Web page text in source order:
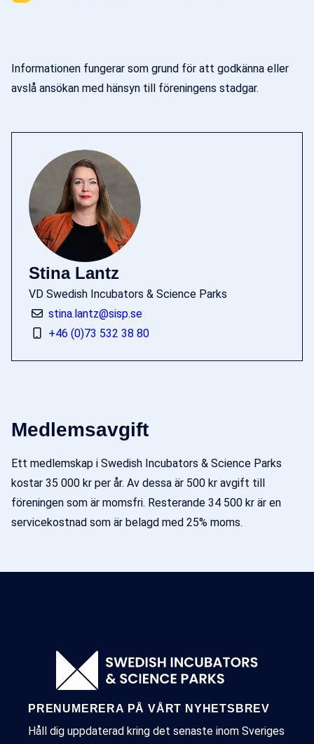
Informationen fungerar som grund för att godkänna eller
avslå ansökan med hänsyn till föreningens stadgar.
Stina Lantz
VD Swedish Incubators & Science Parks
stina.lantz@sisp.se
+46 (0)73 532 38 80
Medlemsavgift
Ett medlemskap i Swedish Incubators & Science Parks
kostar 35 000 kr per år. Av dessa är 500 kr avgift till
föreningen som är momsfri. Resterande 34 500 kr är en
servicekostnad som är belagd med 25% moms.
PRENUMERERA PÅ VÅRT NYHETSBREV
Håll dig uppdaterad kring det senaste inom Sveriges